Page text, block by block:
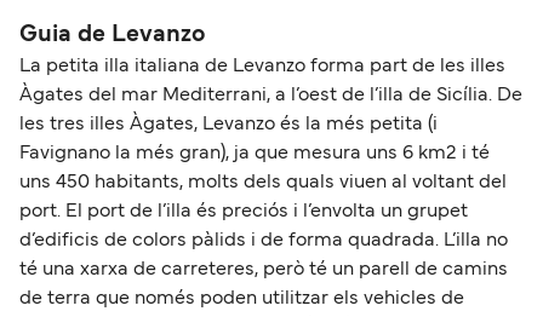
Guia de Levanzo
La petita illa italiana de Levanzo forma part de les illes
Àgates del mar Mediterrani, a l’oest de l’illa de Sicília. De
les tres illes Àgates, Levanzo és la més petita (i
Favignano la més gran), ja que mesura uns 6 km2 i té
uns 450 habitants, molts dels quals viuen al voltant del
port. El port de l’illa és preciós i l’envolta un grupet
d’edificis de colors pàlids i de forma quadrada. L’illa no
té una xarxa de carreteres, però té un parell de camins
de terra que només poden utilitzar els vehicles de